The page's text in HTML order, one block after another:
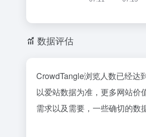
数据评估
CrowdTangle浏览人数已经达
以爱站数据为准，更多网站价
需求以及需要，一些确切的数